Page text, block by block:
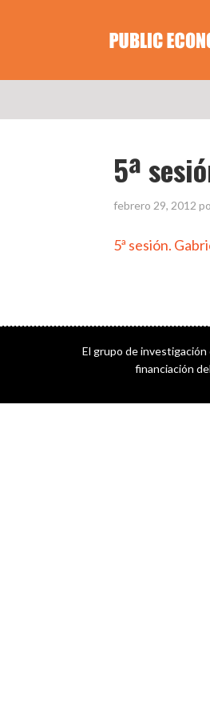
5ª
febrero 29, 2012
5ª sesión.
El grupo de investigación
financiación